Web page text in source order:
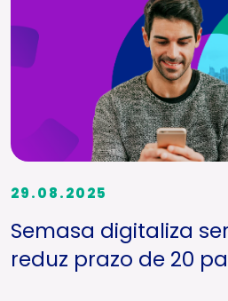
29.08.2025
Semasa digitaliza
reduz prazo de 20